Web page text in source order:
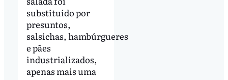
substituído por
presuntos,
salsichas, hambúrgueres
e pães
industrializados,
apenas mais uma